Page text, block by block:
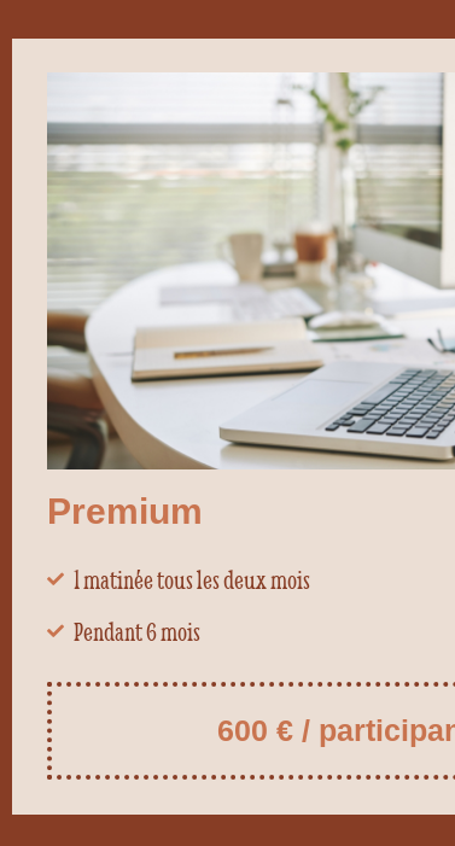
Premium
1 matinée tous les deux mois
Pendant 6 mois
600 € /